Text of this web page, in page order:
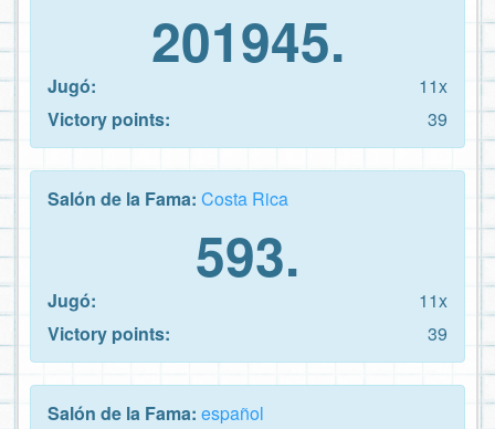
201945.
Jugó:
11x
Victory points:
39
Salón de la Fama: Costa Rica
593.
Jugó:
11x
Victory points:
39
Salón de la Fama: español